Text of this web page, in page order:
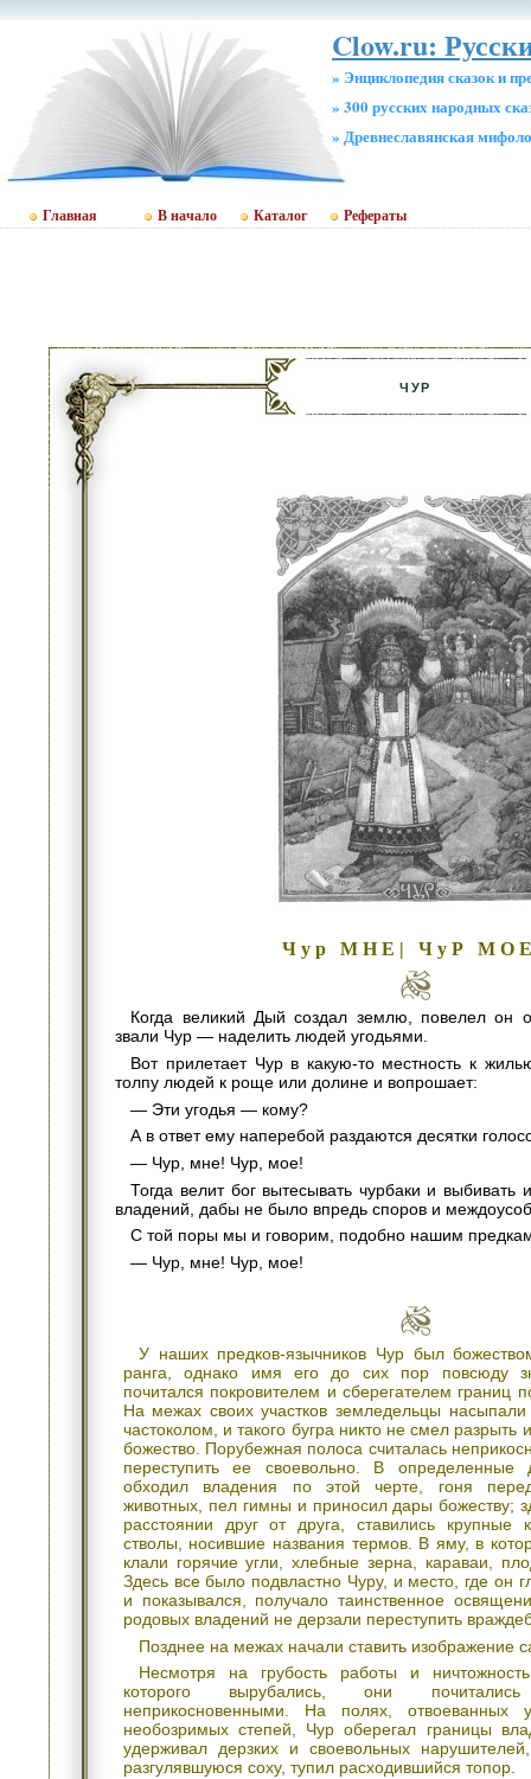
Clow.ru:
» Энциклопедия сказок и
» 300 русских народных
» Древнеславянская
Главная В начало Каталог Рефераты
ЧУР
Чур МНЕ| ЧуР
Когда великий Дый создал землю, повелел он
звали Чур — наделить людей угодьями.
Вот прилетает Чур в какую-то местность к
толпу людей к роще или долине и вопрошает:
— Эти угодья — кому?
А в ответ ему наперебой раздаются десятки
— Чур, мне! Чур, мое!
Тогда велит бог вытесывать чурбаки и
владений, дабы не было впредь споров и
С той поры мы и говорим, подобно нашим
— Чур, мне! Чур, мое!
У наших предков-язычников Чур был
ранга, однако имя его до сих пор повсюду
почитался покровителем и сберегателем границ
На межах своих участков земледельцы
частоколом, и такого бугра никто не смел разрыть
божество. Порубежная полоса считалась
переступить ее своевольно. В определенные
обходил владения по этой черте, гоня
животных, пел гимны и приносил дары божеству;
расстоянии друг от друга, ставились крупные
стволы, носившие названия термов. В яму, в
клали горячие угли, хлебные зерна, караваи,
Здесь все было подвластно Чуру, и место, где он
и показывался, получало таинственное
родовых владений не дерзали переступить
Позднее на межах начали ставить изображение
Несмотря на грубость работы и
которого вырубались, они
неприкосновенными. На полях,
необозримых степей, Чур оберегал границы
удерживал дерзких и своевольных
разгулявшуюся соху, тупил расходившийся топор.